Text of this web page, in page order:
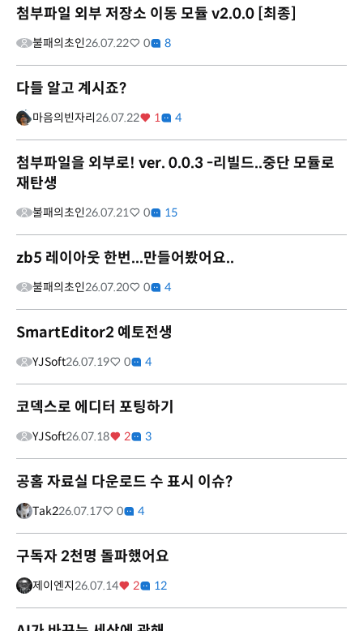
첨부파일 외부 저장소 이동 모듈 v2.0.0 [최종]
불패의초인26.07.22 0 8
다들 알고 계시죠?
마음의빈자리26.07.22 1 4
첨부파일을 외부로! ver. 0.0.3 -리빌드..중단 모듈로
재탄생
불패의초인26.07.21 0 15
zb5 레이아웃 한번...만들어봤어요..
불패의초인26.07.20 0 4
SmartEditor2 예토전생
YJSoft26.07.19 0 4
코덱스로 에디터 포팅하기
YJSoft26.07.18 2 3
공홈 자료실 다운로드 수 표시 이슈?
Tak226.07.17 0 4
구독자 2천명 돌파했어요
제이엔지26.07.14 2 12